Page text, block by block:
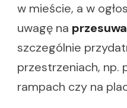
w mieście, a w
uwagę na
szczególnie
przestrzeniach, np.
rampach czy na